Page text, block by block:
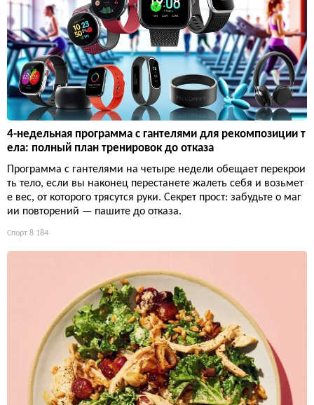
4-недельная программа с гантелями для рекомпозиции т
ела: полный план тренировок до отказа
Программа с гантелями на четыре недели обещает перекрои
ть тело, если вы наконец перестанете жалеть себя и возьмет
е вес, от которого трясутся руки. Секрет прост: забудьте о маг
ии повторений — пашите до отказа.
Спорт 8 184